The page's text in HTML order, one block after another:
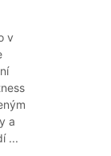
v
a
...